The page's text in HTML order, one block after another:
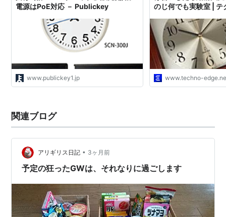
電源はPoE対応 － Publickey
www.publickey1.jp
のじ何でも実験室 | テ
www.techno-
関連ブログ
アリギリス日記 • 3ヶ月前
予定の狂ったGWは、それなりに過ごします